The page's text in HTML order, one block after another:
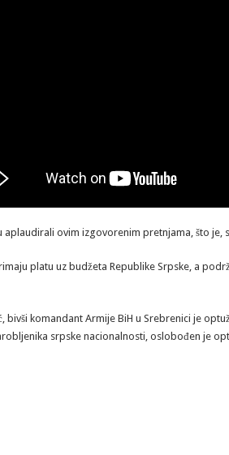
aplaudirali ovim izgovorenim pretnjama, što je,
platu uz budžeta Republike Srpske, a
bivši komandant Armije BiH u Srebrenici je
srpske nacionalnosti, oslobođen je